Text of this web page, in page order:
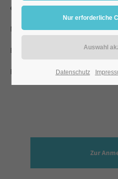
elektronischen Elternbrief per
Mit freundlichen Grüßen
Erwin Geitner
Rektor
Zur
Datenschutz